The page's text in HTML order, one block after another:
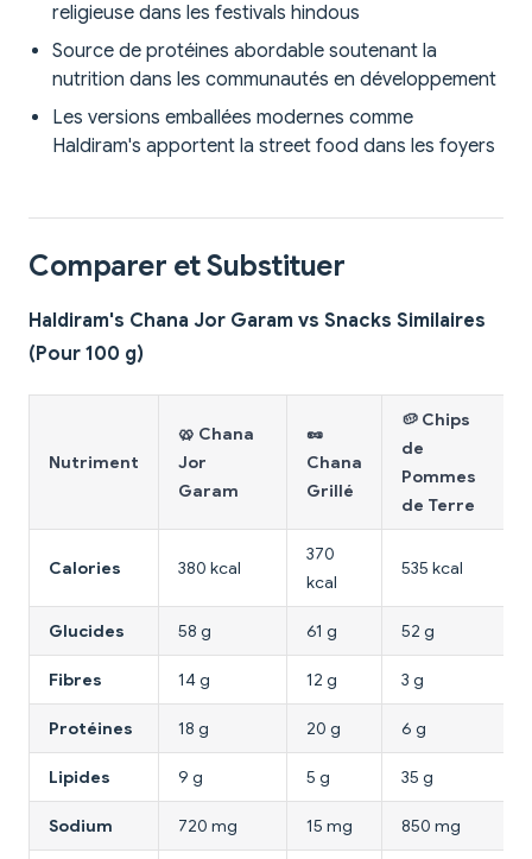
religieuse dans les festivals hindous
Source de protéines abordable soutenant la
nutrition dans les communautés en développement
Les versions emballées modernes comme
Haldiram's apportent la street food dans les foyers
Comparer et Substituer
Haldiram's Chana Jor Garam vs Snacks Similaires
(Pour 100 g)
Nutriment
🥨 Chana
Jor
Garam
🥜
Chana
Grillé
🥔 Chips
de
Pommes
de Terre
Calories 380 kcal
370
kcal
535 kcal
Glucides 58 g 61 g 52 g
Fibres 14 g 12 g 3 g
Protéines 18 g 20 g 6 g
Lipides 9 g 5 g 35 g
Sodium 720 mg 15 mg 850 mg